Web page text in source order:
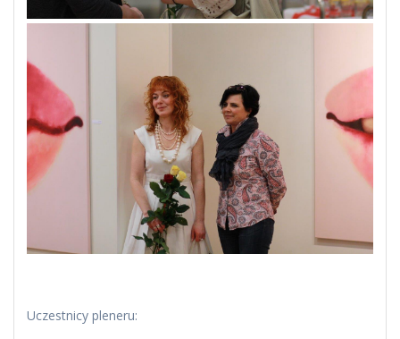
Uczestnicy pleneru: